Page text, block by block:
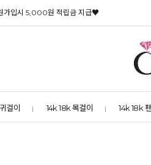
가입시 5,000원 적립금 지급♥
걸이 14k 18k 목걸이 14k 18k